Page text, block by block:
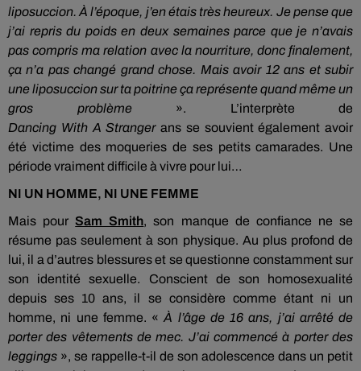
liposuccion. À l’époque, j’en étais très heureux. Je pense que
j’ai repris du poids en deux semaines parce que je n’avais
pas compris ma relation avec la nourriture, donc finalement,
ça n’a pas changé grand chose. Mais avoir 12 ans et subir
une liposuccion sur ta poitrine ça représente quand même un
gros problème».
L’interprète de
Dancing WithAStranger ans se souvient également avoir
été victime des moqueries de ses petits camarades. Une
période vraiment difficile à vivre pour lui…
NI UN HOMME, NI UNE FEMME
Mais pourSam Smith, son manque de confiance ne se
résume pas seulement à son physique. Au plus profond de
lui, il a d’autres blessures et se questionne constamment sur
son identité sexuelle.
Conscient de son homosexualité
depuis ses 10 ans, il se considère comme étant ni un
homme, ni une femme. «À l’âge de 16 ans, j’ai arrêté de
porter des vêtements de mec. J’ai commencé à porter des
leggings », se rappelle-t-il de son adolescence dans un petit